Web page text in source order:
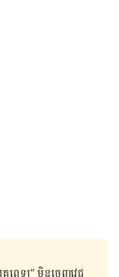
ទ្យ” មិន​ចេញ​វេជ្ជ